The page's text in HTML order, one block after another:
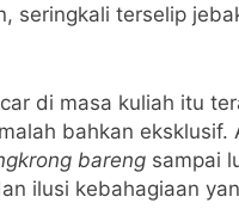
seringkali terselip
di masa kuliah itu
bahkan eksklusif.
bareng sampai
ilusi kebahagiaan